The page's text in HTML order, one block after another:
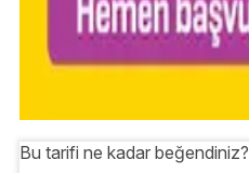
Bu tarifi ne kadar beğendiniz?